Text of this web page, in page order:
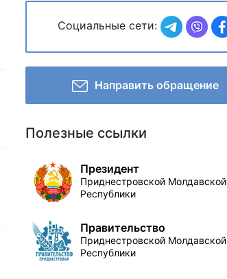
Социальные сети:
Направить обращение
Полезные ссылки
Президент
Приднестровской Молдавской
Республики
Правительство
Приднестровской Молдавской
Республики